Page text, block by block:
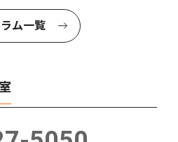
ム一覧